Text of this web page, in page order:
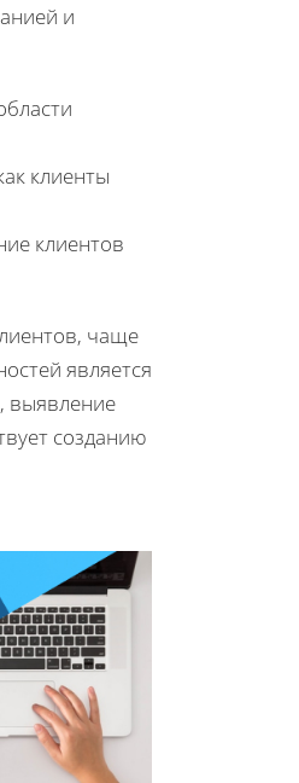
и
клиенты
клиентов
чаще
является
выявление
созданию